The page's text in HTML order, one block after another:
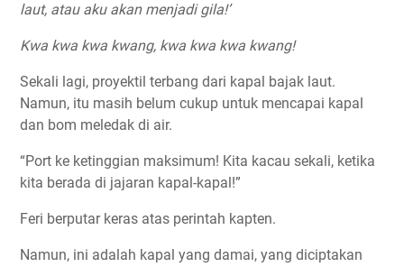
laut, atau aku akan menjadi gila!’
Kwa kwa kwa kwang, kwa kwa kwa kwang!
Sekali lagi, proyektil terbang dari kapal bajak laut.
Namun, itu masih belum cukup untuk mencapai kapal
dan bom meledak di air.
“Port ke ketinggian maksimum! Kita kacau sekali, ketika
kita berada di jajaran kapal-kapal!”
Feri berputar keras atas perintah kapten.
Namun, ini adalah kapal yang damai, yang diciptakan